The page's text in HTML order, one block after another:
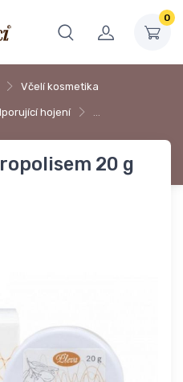
0
Včelí kosmetika
hojení …
20 g